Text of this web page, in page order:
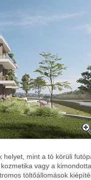
mint a tó körüli
vagy a
töltőállomások